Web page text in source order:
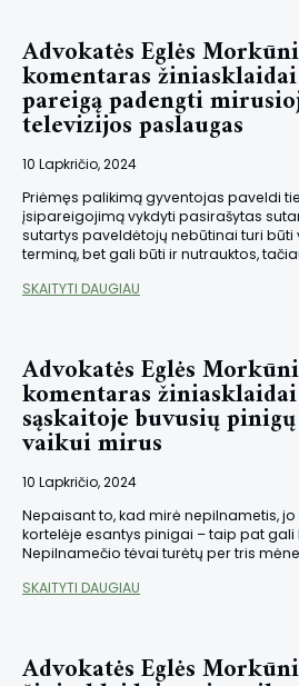
Advokatės Eglės
komentaras
pareigą padengti
televizijos paslaugas
10 Lapkričio, 2024
Priėmęs palikimą gyventojas paveldi
įsipareigojimą vykdyti pasirašytas
sutartys paveldėtojų nebūtinai turi būti
terminą, bet gali būti ir nutrauktos,
SKAITYTI DAUGIAU
Advokatės Eglės
komentaras
sąskaitoje buvusių
vaikui mirus
10 Lapkričio, 2024
Nepaisant to, kad mirė nepilnametis,
kortelėje esantys pinigai – taip pat gali
Nepilnamečio tėvai turėtų per tris
SKAITYTI DAUGIAU
Advokatės Eglės